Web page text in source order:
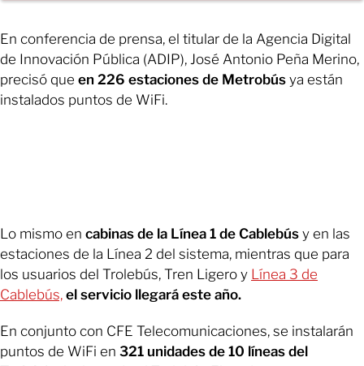
En conferencia de prensa, el titular de la Agencia Digital
de Innovación Pública (ADIP), José Antonio Peña Merino,
precisó que en 226 estaciones de Metrobús ya están
instalados puntos de WiFi.
Lo mismo en cabinas de la Línea 1 de Cablebús y en las
estaciones de la Línea 2 del sistema, mientras que para
los usuarios del Trolebús, Tren Ligero y Línea 3 de
Cablebús, el servicio llegará este año.
En conjunto con CFE Telecomunicaciones, se instalarán
puntos de WiFi en 321 unidades de 10 líneas del